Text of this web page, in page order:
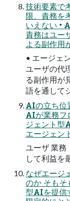
技術要素で
限、責務を
いえない •
責務はユー
よる副作用
• エージェ
ユーザの代
る副作用が
語を通して
AIの立ち位
AIが業務フ
ジェント型
エージェン
ユーザ 業務
して利益を
なぜエージ
のか そもそ
型AIを提供